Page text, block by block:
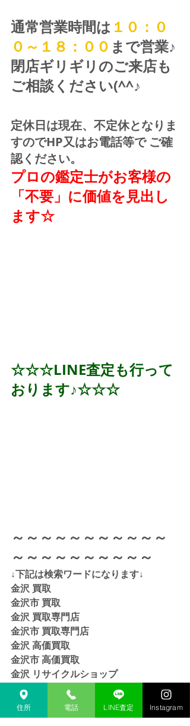
通常営業時間は １０：０
０～１８：００ まで営業♪
閉店ギリギリのご来店も
ご相談ください(^^♪
定休日は現在、不定休となりま
すのでHP又はお電話等で ご確
認ください。
プロの鑑定士がお客様の
「不要」に価値を見出し
ます☆
☆☆☆LINE査定も行って
おります♪☆☆☆
～～～～～～～～～～～
～～～～～～～～～～
↓下記は検索ワードになります↓
金沢 買取
金沢市 買取
金沢 買取専門店
金沢市 買取専門店
金沢 高価買取
金沢市 高価買取
金沢 リサイクルショップ
金沢市 リサイクルショップ
金沢 貴金属 買取
金沢市 貴金属 買取
住所 電話 LINE査定 Instagram